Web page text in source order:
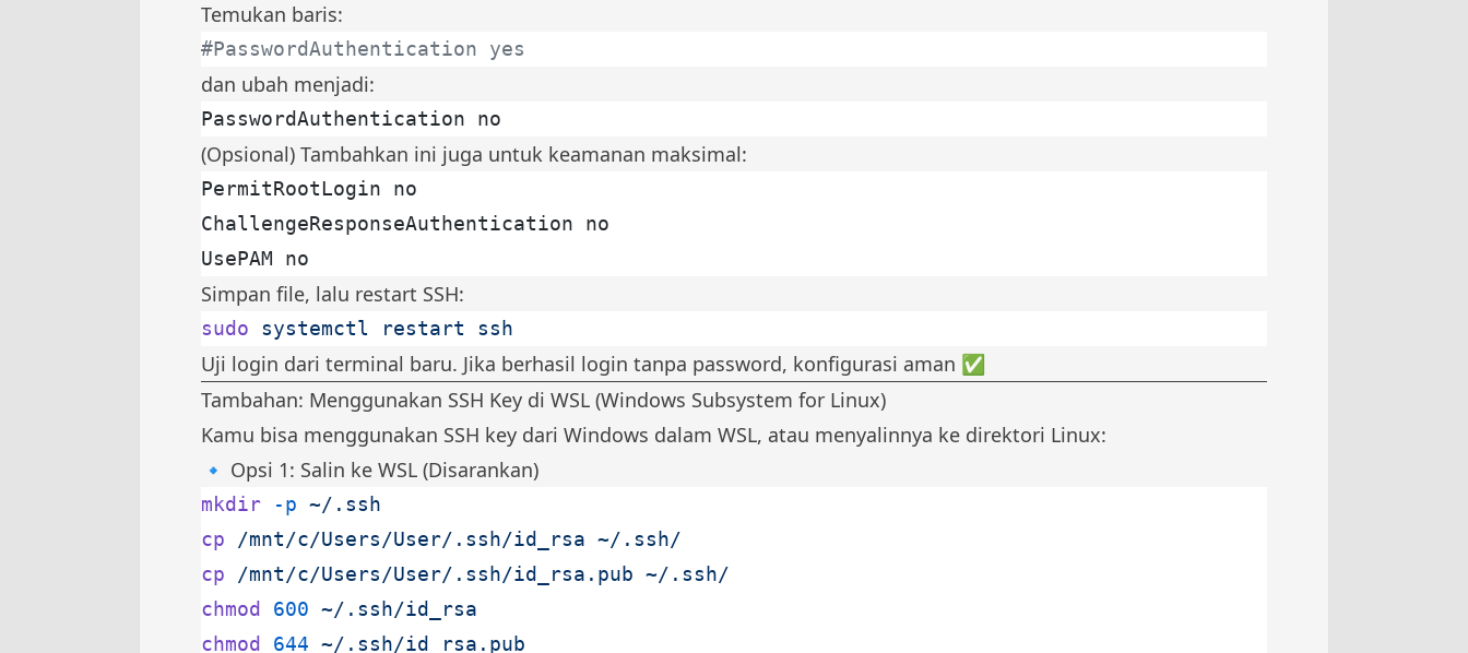
Temukan baris:
#PasswordAuthentication yes
dan ubah menjadi:
PasswordAuthentication no
(Opsional) Tambahkan ini juga untuk keamanan maksimal:
PermitRootLogin no
ChallengeResponseAuthentication no
UsePAM no
Simpan file, lalu restart SSH:
sudo systemctl restart ssh
Uji login dari terminal baru. Jika berhasil login tanpa password, konfigurasi aman ✅
Tambahan: Menggunakan SSH Key di WSL (Windows Subsystem for Linux)
Kamu bisa menggunakan SSH key dari Windows dalam WSL, atau menyalinnya ke direktori Linux:
🔹 Opsi 1: Salin ke WSL (Disarankan)
mkdir -p ~/.ssh
cp /mnt/c/Users/User/.ssh/id_rsa ~/.ssh/
cp /mnt/c/Users/User/.ssh/id_rsa.pub ~/.ssh/
chmod
600 ~/.ssh/id_rsa
chmod
644 ~/.ssh/id_rsa.pub